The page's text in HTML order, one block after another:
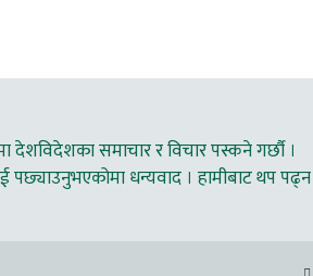
देशविदेशका समाचार र विचार पस्कने गर्छौ ।
पछ्याउनुभएकोमा धन्यवाद । हामीबाट थप पढ्न